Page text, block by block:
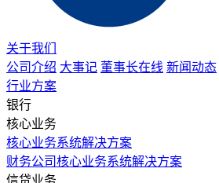
关于我们
公司介绍 大事记 董事长在线 新闻动态
行业方案
银行
核心业务
核心业务系统解决方案
财务公司核心业务系统解决方案
信贷业务